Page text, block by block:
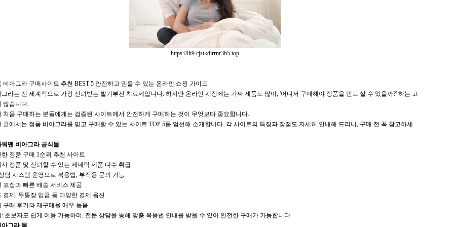
https://lh9.cjstkdirrnr365.top
비아그라 구매사이트 추천 BEST 5 안전하고 믿을 수 있는 온라인 쇼핑 가이드
그라는 전 세계적으로 가장 신뢰받는 발기부전 치료제입니다. 하지만 온라인 시장에는 가짜 제품도 많아, '어디서 구매해야 정품을 믿고 살 수 있을까?' 하는 고
많습니다.
처음 구매하는 분들에게는 검증된 사이트에서 안전하게 구매하는 것이 무엇보다 중요합니다.
글에서는 정품 비아그라를 믿고 구매할 수 있는 사이트 TOP 5를 엄선해 소개합니다. 각 사이트의 특징과 장점도 자세히 안내해 드리니, 구매 전 꼭 참고하세
워맨 비아그라 공식몰
한 정품 구매 1순위 추천 사이트
자 정품 및 신뢰할 수 있는 제네릭 제품 다수 취급
담 시스템 운영으로 복용법, 부작용 문의 가능
포장과 빠른 배송 서비스 제공
결제, 무통장 입금 등 다양한 결제 옵션
구매 후기와 재구매율 매우 높음
: 초보자도 쉽게 이용 가능하며, 전문 상담을 통해 맞춤 복용법 안내를 받을 수 있어 안전한 구매가 가능합니다.
아그라 몰